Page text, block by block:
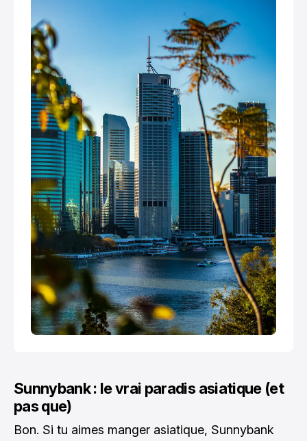
Sunnybank : le vrai paradis asiatique (et
pas que)
Bon. Si tu aimes manger asiatique, Sunnybank